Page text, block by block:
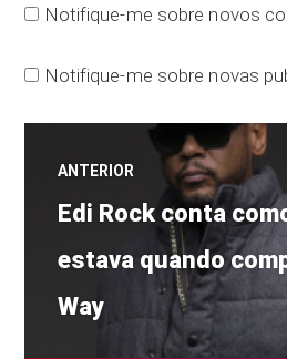
Notifique-me sobre novos
Notifique-me sobre novas
Navegação
de
Post
ANTERIOR
Post
anterior:
Edi Rock conta
estava quando
Way